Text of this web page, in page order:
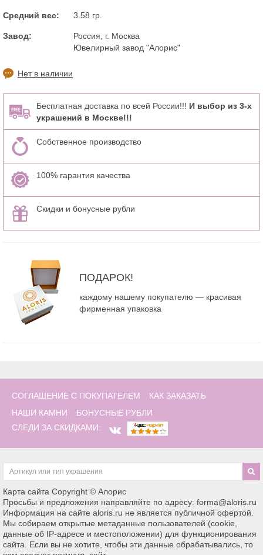
Средний вес: 3.58 гр.
Завод:
Россия, г. Москва
Ювелирный завод "Алорис"
Нет в наличии
Бесплатная доставка по всей России!!! И выбор из 3-х
украшений в Москве!!!
Собственное производство
100% гарантия качества
Скидки и бонусные рубли
ПОДАРОК!
каждому нашему покупателю — красивая
фирменная упаковка
СОГЛАШЕНИЕ С ПОКУПАТЕЛЕМ
КАК ЗАКАЗАТЬ
НАШИ КАМНИ
БОНУСНЫЕ РУБЛИ
СЛЕДИ ЗА СКИДКАМИ:
Карта сайта Copyright © Алорис
Просьбы и предложения направляйте по адресу: forma@aloris.ru
Информация на сайте aloris.ru не является публичной офертой.
Мы собираем открытые метаданные пользователей (cookie,
данные об IP-адресе и местоположении) для функционирования
сайта. Если вы не хотите, чтобы эти данные обрабатывались, то